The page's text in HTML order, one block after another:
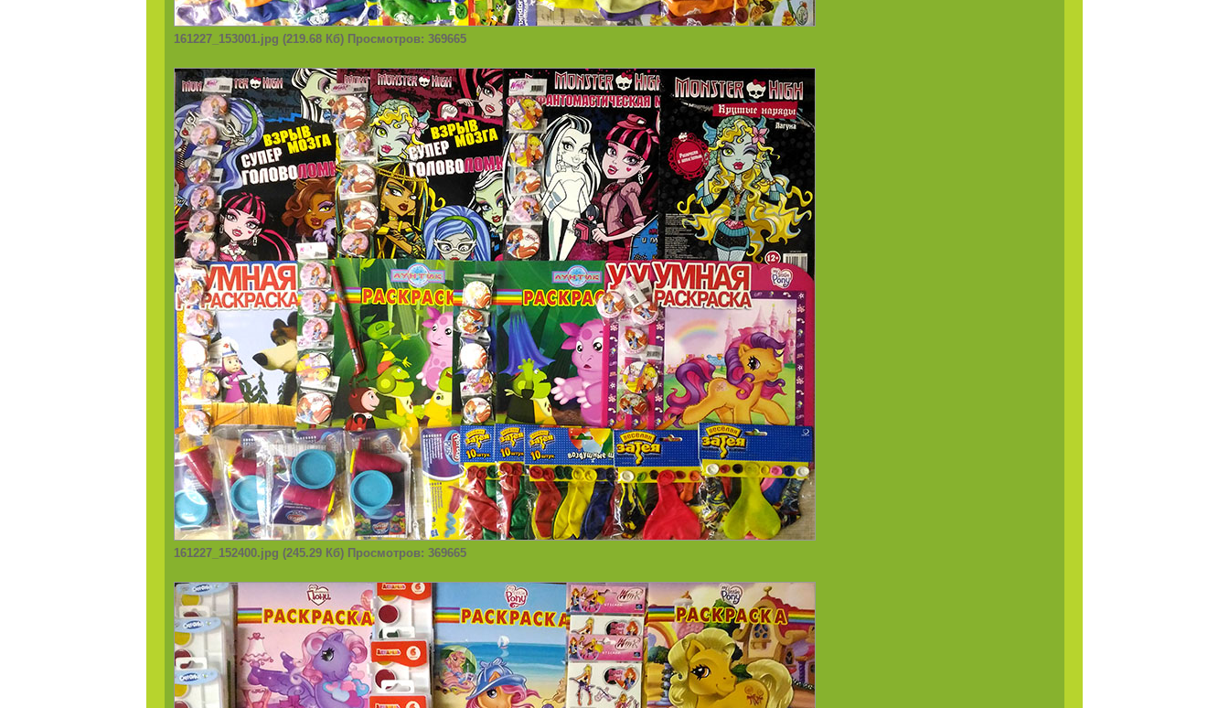
161227_153001.jpg (219.68 Кб) Просмотров: 369665
161227_152400.jpg (245.29 Кб) Просмотров: 369665